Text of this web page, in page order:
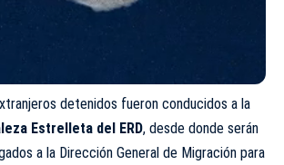
detenidos fueron conducidos a la
Estrelleta del ERD, desde donde serán
a la Dirección General de Migración para